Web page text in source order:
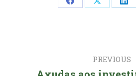
Share Share
navigation PREVIOUS